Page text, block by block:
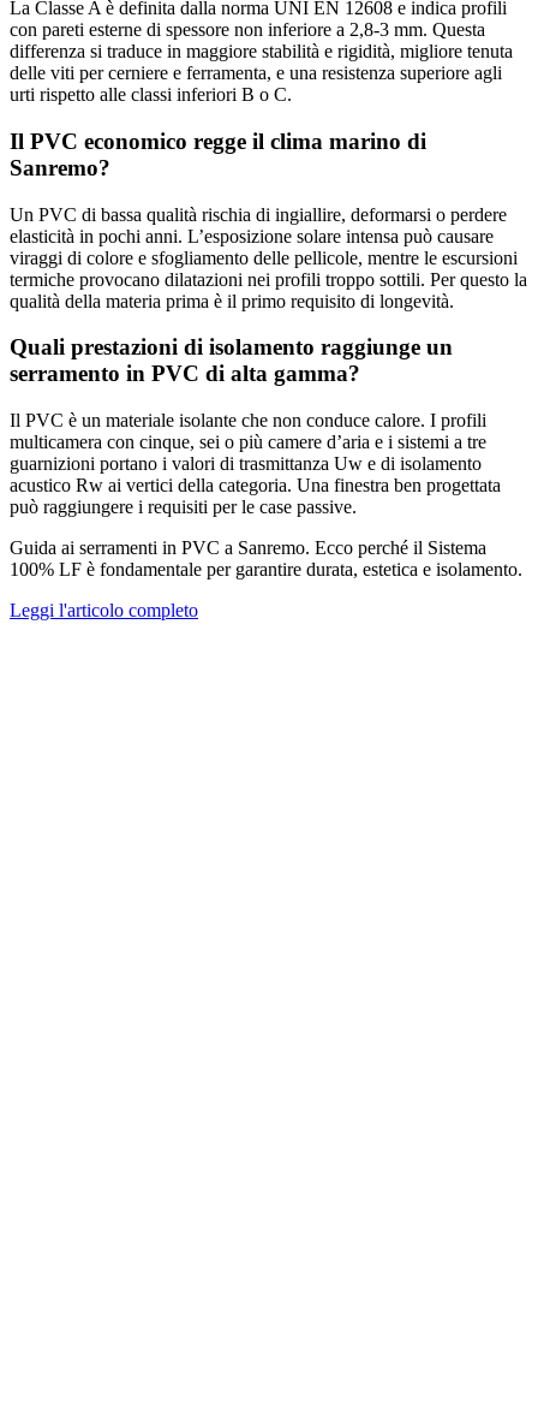
La Classe A è definita dalla norma UNI EN 12608 e indica profili
con pareti esterne di spessore non inferiore a 2,8-3 mm. Questa
differenza si traduce in maggiore stabilità e rigidità, migliore tenuta
delle viti per cerniere e ferramenta, e una resistenza superiore agli
urti rispetto alle classi inferiori B o C.
Il PVC economico regge il clima marino di
Sanremo?
Un PVC di bassa qualità rischia di ingiallire, deformarsi o perdere
elasticità in pochi anni. L’esposizione solare intensa può causare
viraggi di colore e sfogliamento delle pellicole, mentre le escursioni
termiche provocano dilatazioni nei profili troppo sottili. Per questo la
qualità della materia prima è il primo requisito di longevità.
Quali prestazioni di isolamento raggiunge un
serramento in PVC di alta gamma?
Il PVC è un materiale isolante che non conduce calore. I profili
multicamera con cinque, sei o più camere d’aria e i sistemi a tre
guarnizioni portano i valori di trasmittanza Uw e di isolamento
acustico Rw ai vertici della categoria. Una finestra ben progettata
può raggiungere i requisiti per le case passive.
Guida ai serramenti in PVC a Sanremo. Ecco perché il Sistema
100% LF è fondamentale per garantire durata, estetica e isolamento.
Leggi l'articolo completo